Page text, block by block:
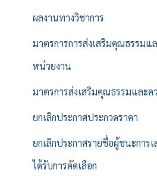
ผลงานทางวิชาการ
มาตรการการส่งเสริมคุณธรรมแ
หน่วยงาน
มาตรการส่งเสริมคุณธรรมและค
ยกเลิกประกาศประกวดราคา
ยกเลิกประกาศรายชื่อผู้ชนะการ
ได้รับการคัดเลือก